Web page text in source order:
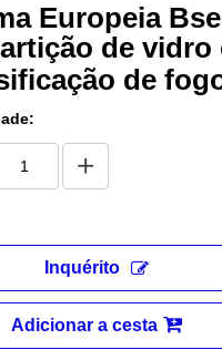
Europeia
de vidro
de
Inquérito
Adicionar a cesta